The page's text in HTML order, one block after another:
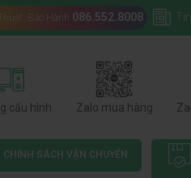
Bảo Hành 086.552.8008
cấu hình Zalo mua hàng
CHÍNH SÁCH VẬN CHUYỂN